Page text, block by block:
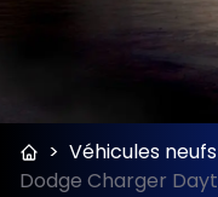
> Véhicules neufs